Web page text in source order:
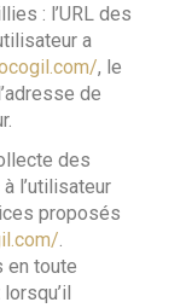
: l’URL des
a
, le
de
des
l’utilisateur
proposés
.
en toute